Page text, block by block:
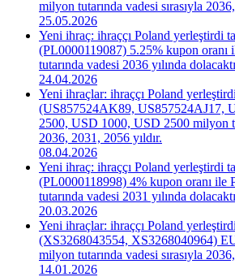
milyon tutarında vadesi sırasıyla
25.05.2026
Yeni ihraç: ihraççı Poland yerleştirdi
(PL0000119087) 5.25% kupon
tutarında vadesi 2036 yılında
24.04.2026
Yeni ihraçlar: ihraççı Poland
(US857524AK89, US857524AJ17,
2500, USD 1000, USD 2500 milyon
2036, 2031, 2056 yıldır.
08.04.2026
Yeni ihraç: ihraççı Poland yerleştirdi
(PL0000118998) 4% kupon oranı ile
tutarında vadesi 2031 yılında
20.03.2026
Yeni ihraçlar: ihraççı Poland
(XS3268043554, XS3268040964)
milyon tutarında vadesi sırasıyla
14.01.2026